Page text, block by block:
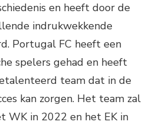
en heeft door de
indrukwekkende
Portugal FC heeft een
spelers gehad en heeft
team dat in de
kan zorgen. Het team zal
WK in 2022 en het EK in